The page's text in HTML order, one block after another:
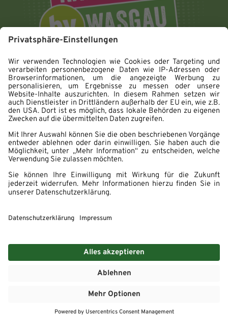
Impressum
Datenschutz
Erklärung zur Barrierefreiheit
Cookie Einstellungen
© 2026 - WASGAU AG - Karriere